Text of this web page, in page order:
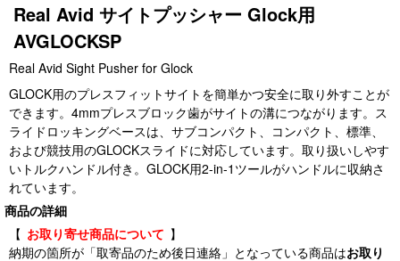
Real Avid サイトプッシャー Glock用
AVGLOCKSP
Real Avid Sight Pusher for Glock
GLOCK用のプレスフィットサイトを簡単かつ安全に取り外すことが
できます。4mmプレスブロック歯がサイトの溝につながります。ス
ライドロッキングベースは、サブコンパクト、コンパクト、標準、
および競技用のGLOCKスライドに対応しています。取り扱いしやす
いトルクハンドル付き。GLOCK用2-in-1ツールがハンドルに収納さ
れています。
商品の詳細
【 お取り寄せ商品について 】
納期の箇所が「取寄品のため後日連絡」となっている商品はお取り